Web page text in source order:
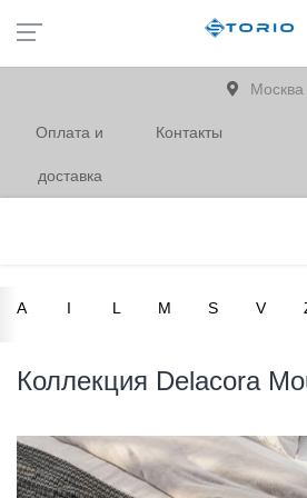
Москва
Оплата и
доставка
Контакты
A I L M S V
Коллекция Delacora